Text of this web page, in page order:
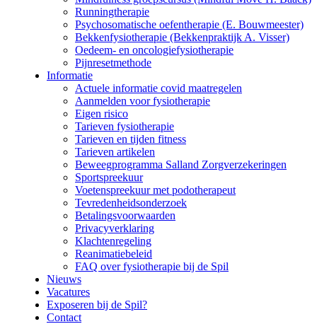
Runningtherapie
Psychosomatische oefentherapie (E. Bouwmeester)
Bekkenfysiotherapie (Bekkenpraktijk A. Visser)
Oedeem- en oncologiefysiotherapie
Pijnresetmethode
Informatie
Actuele informatie covid maatregelen
Aanmelden voor fysiotherapie
Eigen risico
Tarieven fysiotherapie
Tarieven en tijden fitness
Tarieven artikelen
Beweegprogramma Salland Zorgverzekeringen
Sportspreekuur
Voetenspreekuur met podotherapeut
Tevredenheidsonderzoek
Betalingsvoorwaarden
Privacyverklaring
Klachtenregeling
Reanimatiebeleid
FAQ over fysiotherapie bij de Spil
Nieuws
Vacatures
Exposeren bij de Spil?
Contact